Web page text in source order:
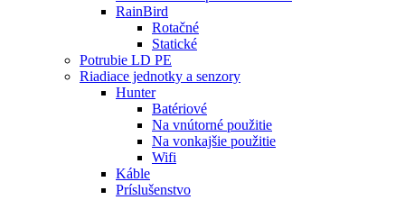
RainBird
Rotačné
Statické
Potrubie LD PE
Riadiace jednotky a senzory
Hunter
Batériové
Na vnútorné použitie
Na vonkajšie použitie
Wifi
Káble
Príslušenstvo